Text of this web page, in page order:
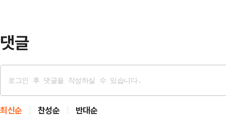
댓글
최신순 찬성순 반대순